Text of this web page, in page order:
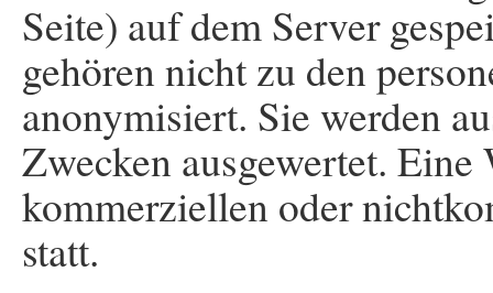
Seite) auf dem Server
gehören nicht zu den
anonymisiert. Sie werden
Zwecken ausgewertet.
kommerziellen oder
statt.